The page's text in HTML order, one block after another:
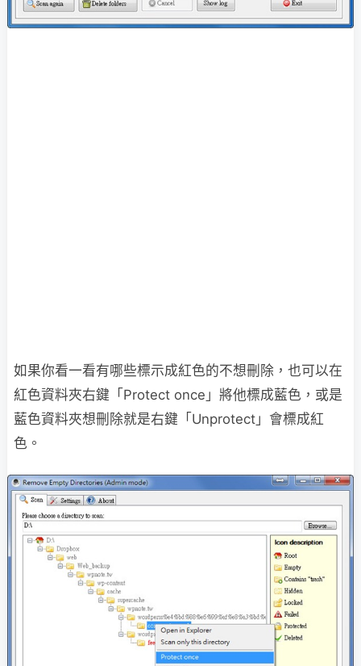
如果你看一看有哪些標示成紅色的不想刪除，也可以在
紅色資料夾右鍵「Protect once」將他標成藍色，或是
藍色資料夾想刪除就是右鍵「Unprotect」會標成紅
色。